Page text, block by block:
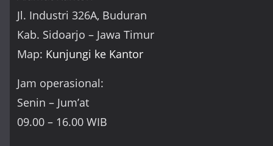
Jl. Industri 326A, Buduran
Kab. Sidoarjo – Jawa Timur
Map: Kunjungi ke Kantor
Jam operasional:
Senin – Jum’at
09.00 – 16.00 WIB